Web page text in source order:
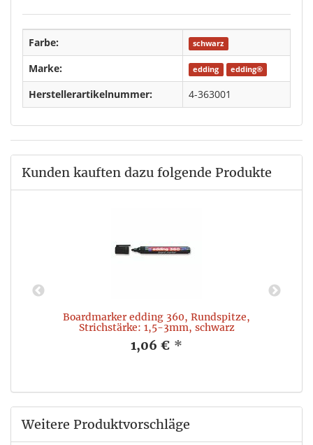
Farbe: schwarz
Marke: edding edding®
Herstellerartikelnummer: 4-363001
Kunden kauften dazu folgende Produkte
Boardmarker edding 360, Rundspitze,
Strichstärke: 1,5-3mm, schwarz
1,06 € *
Weitere Produktvorschläge